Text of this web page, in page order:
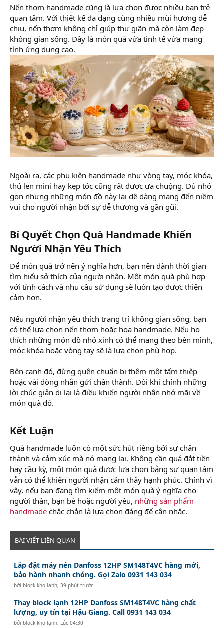
Nến thơm handmade cũng là lựa chọn được nhiều bạn trẻ
quan tâm. Với thiết kế đa dạng cùng nhiều mùi hương dễ
chịu, nến thơm không chỉ giúp thư giãn mà còn làm đẹp
không gian sống. Đây là món quà vừa tinh tế vừa mang
tính ứng dụng cao.
Ngoài ra, các phụ kiện handmade như vòng tay, móc khóa,
thú len mini hay kẹp tóc cũng rất được ưa chuộng. Dù nhỏ
gọn nhưng những món đồ này lại dễ dàng mang đến niềm
vui cho người nhận bởi sự dễ thương và gần gũi.
Bí Quyết Chọn Quà Handmade Khiến
Người Nhận Yêu Thích​
Để món quà trở nên ý nghĩa hơn, bạn nên dành thời gian
tìm hiểu sở thích của người nhận. Một món quà phù hợp
với tính cách và nhu cầu sử dụng sẽ luôn tạo được thiện
cảm hơn.
Nếu người nhận yêu thích trang trí không gian sống, bạn
có thể lựa chọn nến thơm hoặc hoa handmade. Nếu họ
thích những món đồ nhỏ xinh có thể mang theo bên mình,
móc khóa hoặc vòng tay sẽ là lựa chọn phù hợp.
Bên cạnh đó, đừng quên chuẩn bị thêm một tấm thiệp
hoặc vài dòng nhắn gửi chân thành. Đôi khi chính những
lời chúc giản dị lại là điều khiến người nhận nhớ mãi về
món quà đó.
Kết Luận​
Quà handmade luôn có một sức hút riêng bởi sự chân
thành và cảm xúc mà nó mang lại. Không cần quá đắt tiền
hay cầu kỳ, một món quà được lựa chọn bằng sự quan tâm
vẫn có thể khiến người nhận cảm thấy hạnh phúc. Chính vì
vậy, nếu bạn đang tìm kiếm một món quà ý nghĩa cho
người thân, bạn bè hoặc người yêu, những sản phẩm
handmade chắc chắn là lựa chọn đáng để cân nhắc.
BÀI VIẾT LIÊN QUAN
Lắp đặt máy nén Danfoss 12HP SM148T4VC hàng mới,
bảo hành nhanh chóng. Gọi Zalo 0931 143 034
bởiblock kho lạnh,39 phút trước
Thay block lạnh 12HP Danfoss SM148T4VC hàng chất
lượng, uy tín tại Hậu Giang. Call 0931 143 034
bởiblock kho lạnh, Lúc 04:30